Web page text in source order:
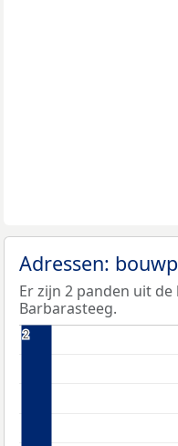
Adressen:
Er zijn 2 panden uit
Barbarasteeg.
2
2